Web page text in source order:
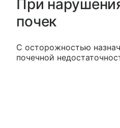
При
почек
С осторожностью
почечной